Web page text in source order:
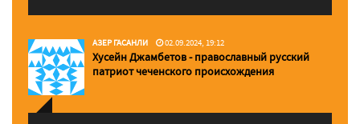
АЗЕР ГАСАНЛИ 02.09.2024, 19:12
Хусейн Джамбетов - православный русский
патриот чеченского происхождения